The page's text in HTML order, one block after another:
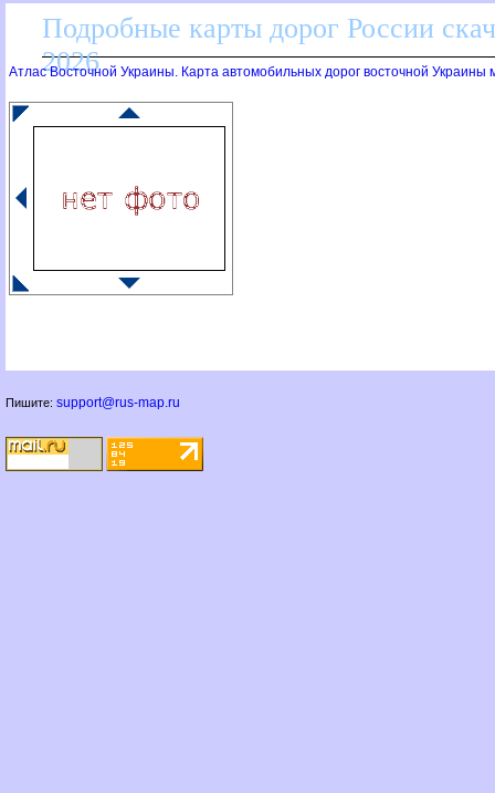
Подробные карты дорог России
2026
Атлас Восточной Украины. Карта автомобильных дорог восточной
Пишите: support@rus-map.ru